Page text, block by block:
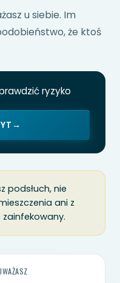
u siebie. Im
że ktoś
ryzyko
→
podsłuch, nie
ani z